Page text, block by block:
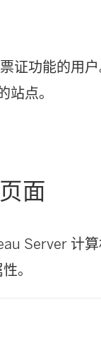
证功能的用
站点。
面
Server 计
。